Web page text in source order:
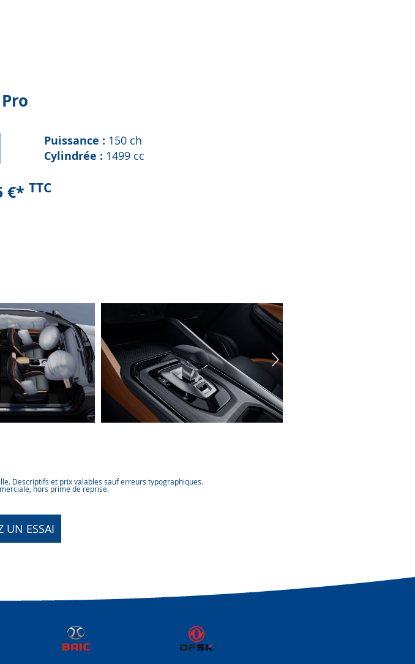
Puissance : 150 ch
Cylindrée : 1499 cc
€* TTC
Descriptifs et prix valables sauf erreurs typographiques.
hors prime de reprise.
UN ESSAI